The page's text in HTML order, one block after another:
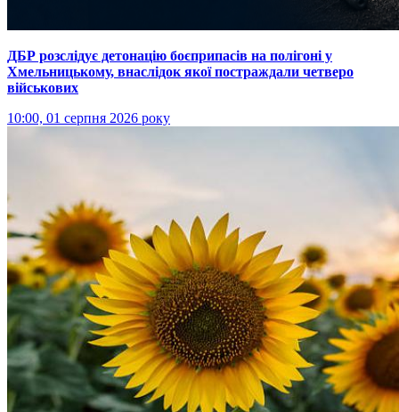
ДБР розслідує детонацію боєприпасів на полігоні у
Хмельницькому, внаслідок якої постраждали четверо
військових
10:00, 01 серпня 2026 року